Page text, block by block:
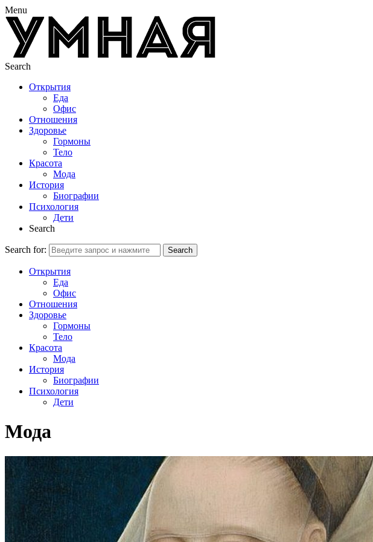
Menu
Search
Открытия
Еда
Офис
Отношения
Здоровье
Гормоны
Тело
Красота
Мода
История
Биографии
Психология
Дети
Search
Search for: Search
Открытия
Еда
Офис
Отношения
Здоровье
Гормоны
Тело
Красота
Мода
История
Биографии
Психология
Дети
Мода